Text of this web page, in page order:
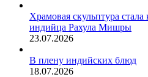
Храмовая скульптура
индийца Рахула Мишры
23.07.2026
В плену индийских блюд
18.07.2026